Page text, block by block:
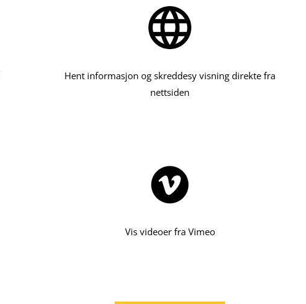
Hent informasjon og skreddesy visning direkte fra
nettsiden
Vis videoer fra Vimeo